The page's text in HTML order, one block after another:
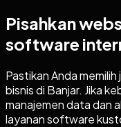
Pisahkan
software
Pastikan Anda
bisnis di Banjar. Jika
manajemen data dan
layanan software